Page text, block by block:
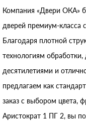
Компания «Двери ОКА»
дверей премиум-класса
Благодаря плотной
технологиям
десятилетиями и
предлагаем как
заказ с выбором цвета,
Аристократ 1 ПГ 2, вы